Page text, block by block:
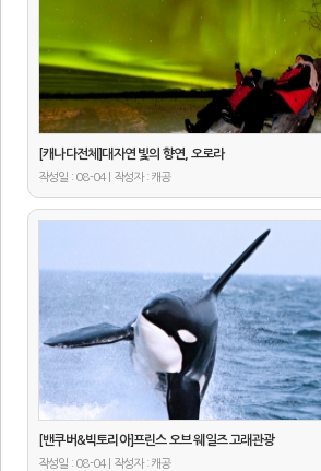
[캐나다전체]대자연 빛의 향연, 오로라
작성일 : 08-04 | 작성자 : 캐공
[밴쿠버&빅토리아]프린스 오브 웨일즈 고래관광
작성일 : 08-04 | 작성자 : 캐공